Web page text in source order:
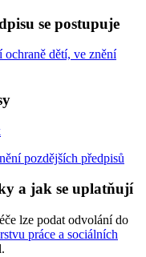
se postupuje
dětí, ve znění
pozdějších předpisů
a jak se uplatňují
lze podat odvolání do
práce a sociálních